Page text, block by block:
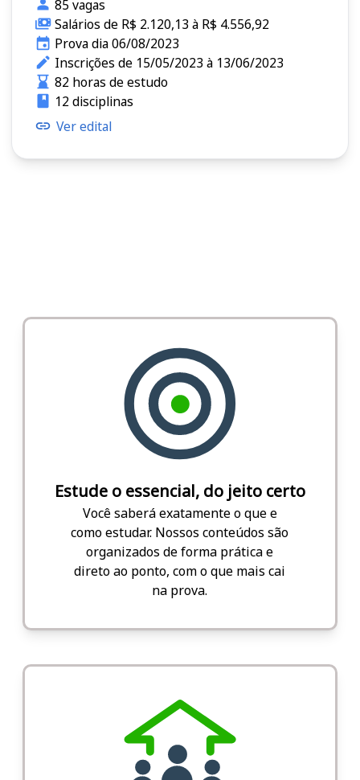
85 vagas
Salários de R$ 2.120,13 à R$ 4.556,92
Prova dia 06/08/2023
Inscrições de 15/05/2023 à 13/06/2023
82 horas de estudo
12 disciplinas
Ver edital
Estude o essencial, do jeito certo
Você saberá exatamente o que e
como estudar. Nossos conteúdos são
organizados de forma prática e
direto ao ponto, com o que mais cai
na prova.